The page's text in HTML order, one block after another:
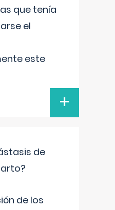
que tenía
el
este
+
de
de los